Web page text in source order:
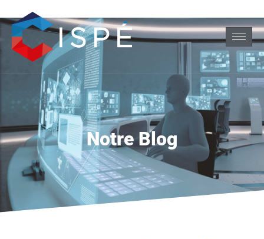
Notre Blog